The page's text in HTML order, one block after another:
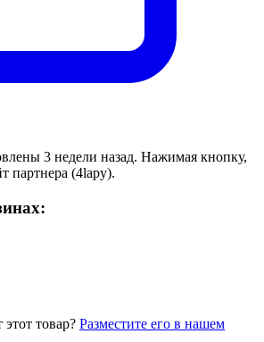
3 недели назад. Нажимая кнопку,
партнера (4lapy).
товар? Разместите его в нашем